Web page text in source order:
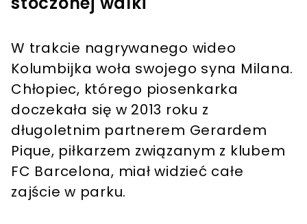
W trakcie nagrywanego wideo
Kolumbijka woła swojego syna Milana.
Chłopiec, którego piosenkarka
doczekała się w 2013 roku z
długoletnim partnerem Gerardem
Pique, piłkarzem związanym z klubem
FC Barcelona, miał widzieć całe
zajście w parku.